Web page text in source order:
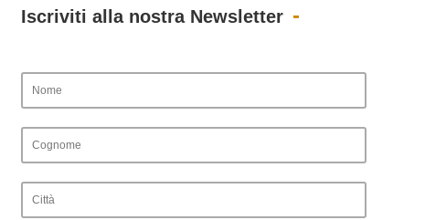
Iscriviti alla nostra Newsletter